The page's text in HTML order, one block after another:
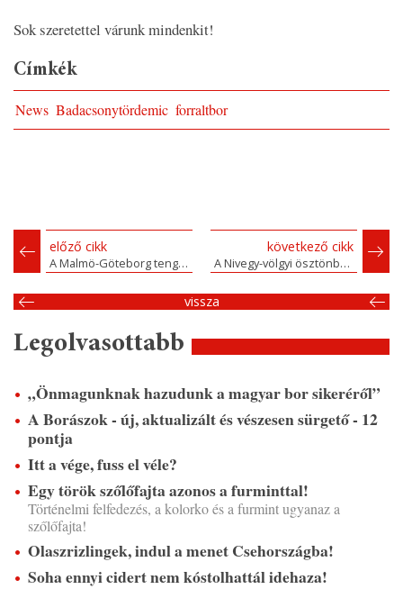
Sok szeretettel várunk mindenkit!
Címkék
News Badacsonytördemic forraltbor
előző cikk
A Malmö-Göteborg tengely
következő cikk
A Nivegy-völgyi ösztönborász
vissza
Legolvasottabb
„Önmagunknak hazudunk a magyar bor sikeréről”
A Borászok - új, aktualizált és vészesen sürgető - 12
pontja
Itt a vége, fuss el véle?
Egy török szőlőfajta azonos a furminttal!
Történelmi felfedezés, a kolorko és a furmint ugyanaz a
szőlőfajta!
Olaszrizlingek, indul a menet Csehországba!
Soha ennyi cidert nem kóstolhattál idehaza!